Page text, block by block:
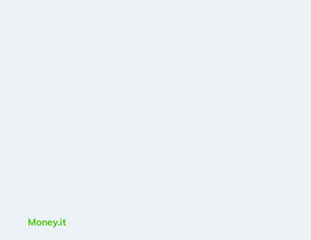
Money.it